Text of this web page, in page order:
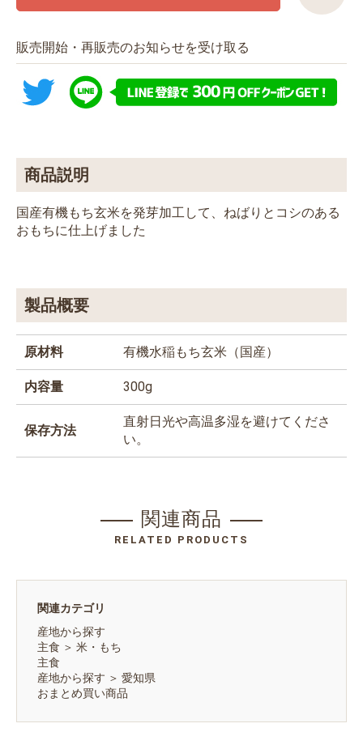
販売開始・再販売のお知らせを受け取る
商品説明
国産有機もち玄米を発芽加工して、ねばりとコシのある
おもちに仕上げました
製品概要
原材料 有機水稲もち玄米（国産）
内容量 300g
保存方法
直射日光や高温多湿を避けてくださ
い。
関連商品
RELATED PRODUCTS
関連カテゴリ
産地から探す
主食 ＞ 米・もち
主食
産地から探す ＞ 愛知県
おまとめ買い商品